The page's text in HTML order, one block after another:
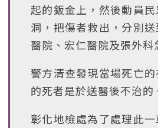
起的鈑金上，然後動員
洞，把傷者救出，分別
醫院、宏仁醫院及張外科
警方清查發現當場死亡
的死者是於送醫後不治的
彰化地檢處為了處理此